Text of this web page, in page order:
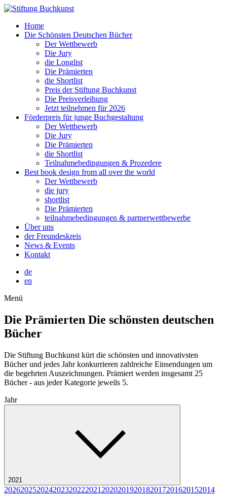
Home
Die Schönsten Deutschen Bücher
Der Wettbewerb
Die Jury
die Longlist
Die Prämierten
die Shortlist
Preis der Stiftung Buchkunst
Die Preisverleihung
Jetzt teilnehmen für 2026
Förderpreis für junge Buchgestaltung
Der Wettbewerb
Die Jury
Die Prämierten
die Shortlist
Teilnahmebedingungen & Prozedere
Best book design from all over the world
Der Wettbewerb
die jury
shortlist
Die Prämierten
teilnahmebedingungen & partnerwettbewerbe
Über uns
der Freundeskreis
News & Events
Kontakt
de
en
Menü
Die Prämierten Die schönsten deutschen
Bücher
Die Stiftung Buchkunst kürt die schönsten und innovativsten
Bücher und jedes Jahr konkurrieren zahlreiche Einsendungen um
die begehrten Auszeichnungen. Prämiert werden insgesamt 25
Bücher - aus jeder Kategorie jeweils 5.
Jahr
2021
202620252024202320222021 2020201920182017201620152014